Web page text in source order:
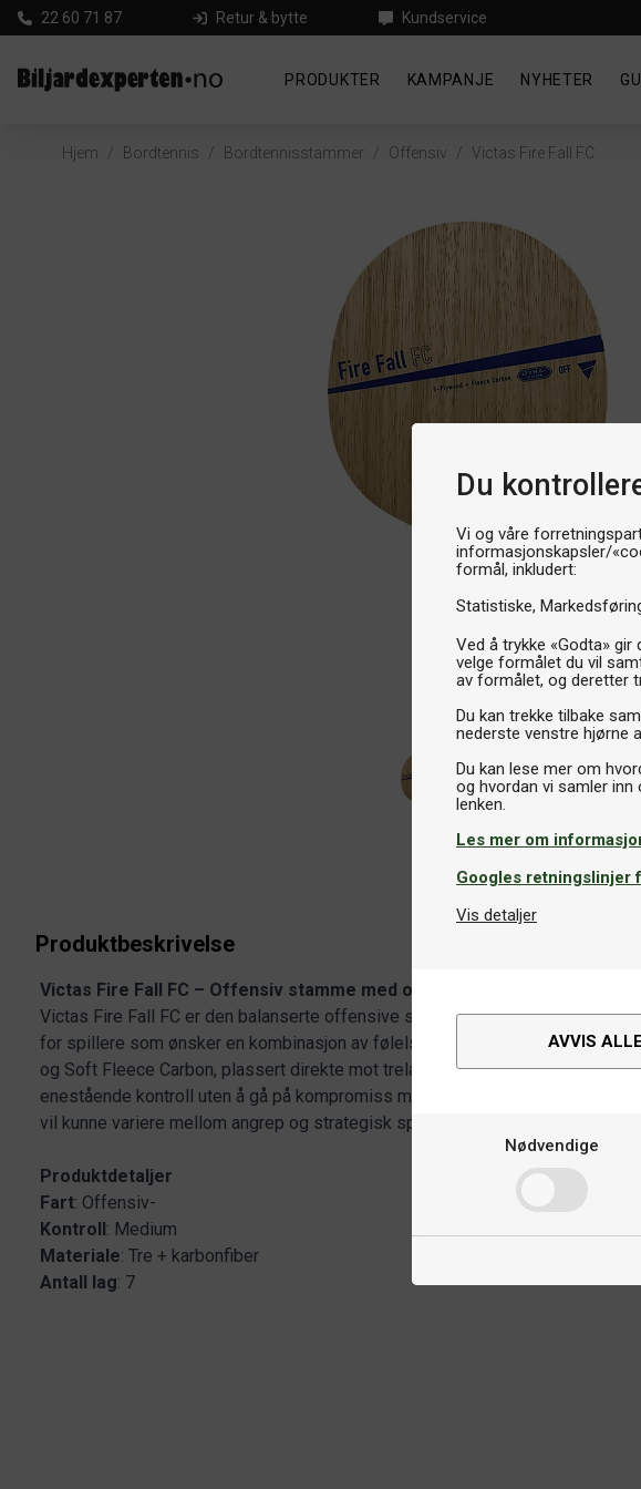
Du
Vi og våre
informasjonskapsler/
formål, inkludert:
Statistiske
Ved å trykke «Godta»
velge formålet du vil
av formålet, og deretter
Du kan trekke tilbake
nederste venstre hjørne
Du kan lese mer om
og hvordan vi samler inn
Les mer om
Googles retningslinjer
Vis detaljer
AVVIS ALLE
Nødvendige
22 60 71 87 Retur & bytte Kundservice
PRODUKTER KAMPANJE NYHETER
Hjem / Bordtennis / Bordtennisstammer / Offensiv / Victas Fire Fall FC
Produktbeskrivelse
Victas Fire Fall FC – Offensiv stamme med overraskende høy kontroll
Victas Fire Fall FC er den balanserte offensive stammen i Victas Fire Fall-
for spillere som ønsker en kombinasjon av følelse og kraft. Med sin 7-lags
og Soft Fleece Carbon, plassert direkte mot trelaget, får du en
enestående kontroll uten å gå på kompromiss med fart. Perfekt for offensive
vil kunne variere mellom angrep og strategisk spill, uten å miste følelsen i
Produktdetaljer
Fart: Offensiv-
Kontroll: Medium
Materiale: Tre + karbonfiber
Antall lag: 7